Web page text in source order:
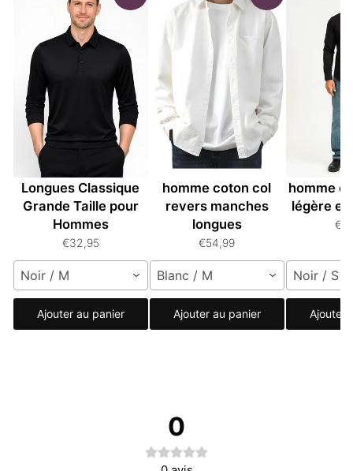
Polo à Manches
Longues Classique
Grande Taille pour
Hommes
€32,95
Noir / M
Ajouter au panier
Chemise blanche
homme coton col
revers manches
longues
€54,99
Blanc / M
Ajouter au panier
homme
légère et
Noir / S
Ajouter
0